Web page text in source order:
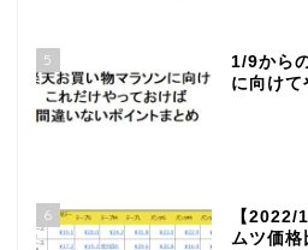
5
1/9から
に向けて
6
【2022/
ムツ価格